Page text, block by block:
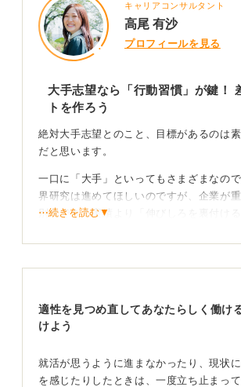
キャリアコンサルタント
高尾 有沙
プロフィールを見る
大手志望なら「行動習慣」が鍵！
トを作ろう
絶対大手志望とのこと、目標があるのは
だと思います。
一口に「大手」といってもさまざまなの
界研究は進めてほしいのですが、企業が
別化できる実績より「伸びしろを裏付ける
背景には、再現性への着目があります。
取り組めるかという点を見極めているの
が多いですね。
⋯続きを読む▼
適性を見つめ直してあなたらしく働け
けよう
就活が思うように進まなかったり、現状
を感じたりしたときは、一度立ち止まっ